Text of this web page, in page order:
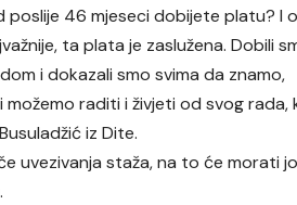
poslije 46 mjeseci dobijete platu? I
ta plata je zaslužena. Dobili
i dokazali smo svima da znamo,
možemo raditi i živjeti od svog rada,
iz Dite.
uvezivanja staža, na to će morati